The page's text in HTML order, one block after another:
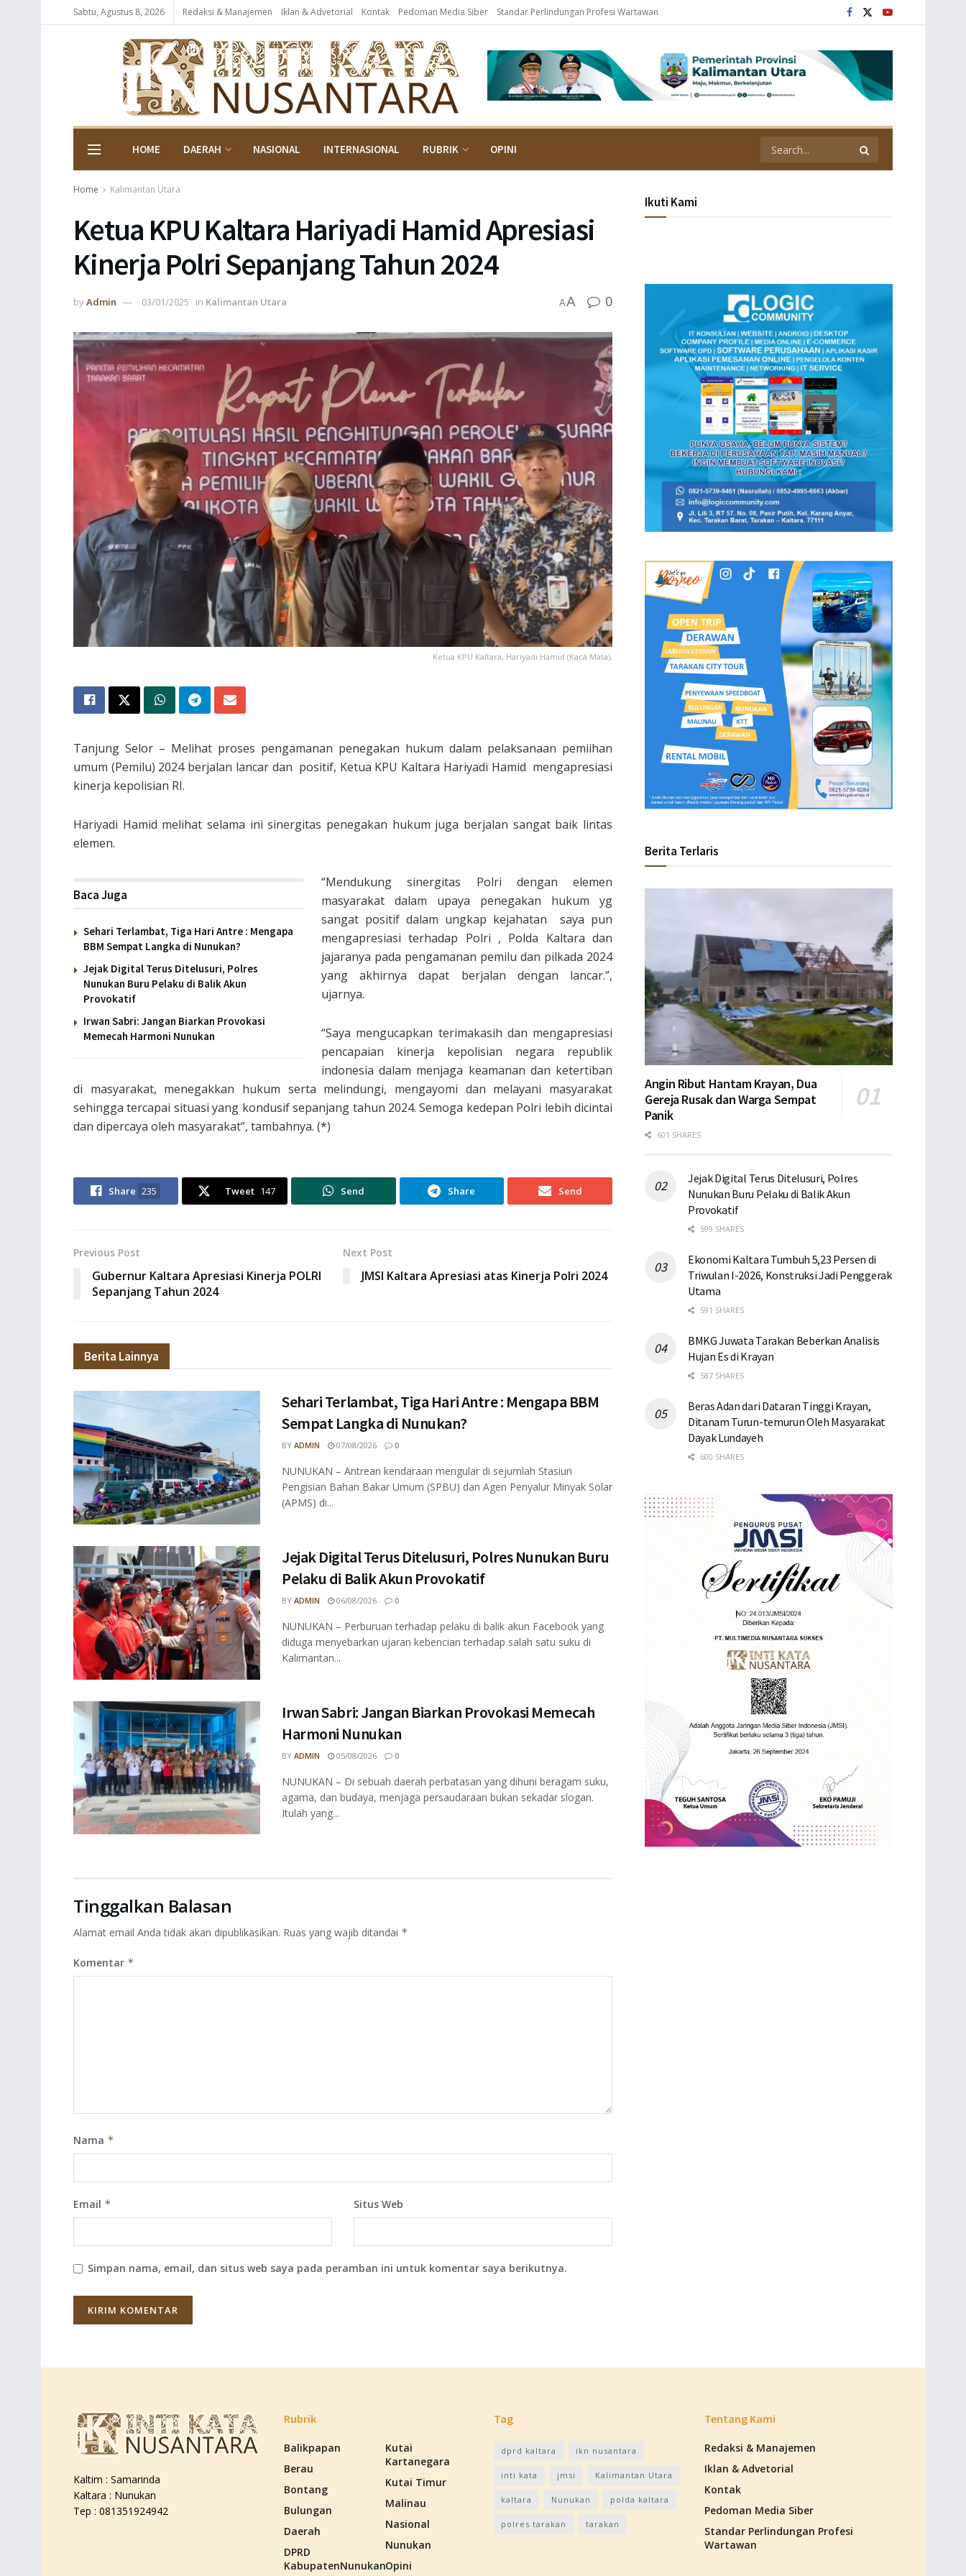
Sabtu, Agustus 8, 2026 Redaksi & Manajemen Iklan & Advetorial Kontak Pedoman Media Siber Standar Perlindungan Profesi Wartawan
HOME DAERAH NASIONAL INTERNASIONAL RUBRIK OPINI
Home Kalimantan Utara
Ketua KPU Kaltara Hariyadi Hamid Apresiasi
Kinerja Polri Sepanjang Tahun 2024
byAdmin 03/01/2025 in Kalimantan Utara AA 0
Ketua KPU Kaltara, Hariyadi Hamid (Kaca Mata),
Tanjung Selor – Melihat proses pengamanan penegakan hukum dalam pelaksanaan pemiihan
umum (Pemilu) 2024 berjalan lancar dan positif, Ketua KPU Kaltara Hariyadi Hamid mengapresiasi
kinerja kepolisian RI.
Hariyadi Hamid melihat selama ini sinergitas penegakan hukum juga berjalan sangat baik lintas
elemen.
Baca Juga
Sehari Terlambat, Tiga Hari Antre : Mengapa
BBM Sempat Langka di Nunukan?
Jejak Digital Terus Ditelusuri, Polres
Nunukan Buru Pelaku di Balik Akun
Provokatif
Irwan Sabri: Jangan Biarkan Provokasi
Memecah Harmoni Nunukan
“Mendukung sinergitas Polri dengan elemen
masyarakat dalam upaya penegakan hukum yg
sangat positif dalam ungkap kejahatan saya pun
mengapresiasi terhadap Polri , Polda Kaltara dan
jajaranya pada pengamanan pemilu dan pilkada 2024
yang akhirnya dapat berjalan dengan lancar.”,
ujarnya.
“Saya mengucapkan terimakasih dan mengapresiasi
pencapaian kinerja kepolisian negara republik
indonesia dalam menjaga keamanan dan ketertiban
di masyarakat, menegakkan hukum serta melindungi, mengayomi dan melayani masyarakat
sehingga tercapai situasi yang kondusif sepanjang tahun 2024. Semoga kedepan Polri lebih dicintai
dan dipercaya oleh masyarakat”, tambahnya. (*)
Share 235 Tweet 147 Send Share Send
Previous Post
Gubernur Kaltara Apresiasi Kinerja POLRI
Sepanjang Tahun 2024
Next Post
JMSI Kaltara Apresiasi atas Kinerja Polri 2024
Berita Lainnya
Sehari Terlambat, Tiga Hari Antre : Mengapa BBM
Sempat Langka di Nunukan?
BY ADMIN 07/08/2026 0
NUNUKAN – Antrean kendaraan mengular di sejumlah Stasiun
Pengisian Bahan Bakar Umum (SPBU) dan Agen Penyalur Minyak Solar
(APMS) di...
Jejak Digital Terus Ditelusuri, Polres Nunukan Buru
Pelaku di Balik Akun Provokatif
BY ADMIN 06/08/2026 0
NUNUKAN – Perburuan terhadap pelaku di balik akun Facebook yang
diduga menyebarkan ujaran kebencian terhadap salah satu suku di
Kalimantan...
Irwan Sabri: Jangan Biarkan Provokasi Memecah
Harmoni Nunukan
BY ADMIN 05/08/2026 0
NUNUKAN – Di sebuah daerah perbatasan yang dihuni beragam suku,
agama, dan budaya, menjaga persaudaraan bukan sekadar slogan.
Itulah yang...
Tinggalkan Balasan
Alamat email Anda tidak akan dipublikasikan. Ruas yang wajib ditandai *
Komentar *
Nama *
Email * Situs Web
Simpan nama, email, dan situs web saya pada peramban ini untuk komentar saya berikutnya.
Ikuti Kami
Berita Terlaris
Angin Ribut Hantam Krayan, Dua
Gereja Rusak dan Warga Sempat
Panik
601 SHARES
Jejak Digital Terus Ditelusuri, Polres
Nunukan Buru Pelaku di Balik Akun
Provokatif
599 SHARES
Ekonomi Kaltara Tumbuh 5,23 Persen di
Triwulan I-2026, Konstruksi Jadi Penggerak
Utama
591 SHARES
BMKG Juwata Tarakan Beberkan Analisis
Hujan Es di Krayan
587 SHARES
Beras Adan dari Dataran Tinggi Krayan,
Ditanam Turun-temurun Oleh Masyarakat
Dayak Lundayeh
600 SHARES
Kaltim : Samarinda
Kaltara : Nunukan
Tep : 081351924942
Rubrik
Balikpapan
Berau
Bontang
Bulungan
Daerah
DPRD
KabupatenNunukan
Kutai
Kartanegara
Kutai Timur
Malinau
Nasional
Nunukan
Opini
Tag
dprd kaltara ikn nusantara
inti kata jmsi Kalimantan Utara
kaltara Nunukan polda kaltara
polres tarakan tarakan
Tentang Kami
Redaksi & Manajemen
Iklan & Advetorial
Kontak
Pedoman Media Siber
Standar Perlindungan Profesi
Wartawan